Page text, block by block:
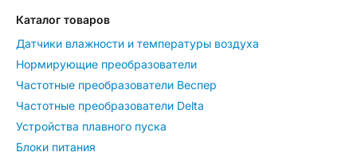
Каталог товаров
Датчики влажности и температуры воздуха
Нормирующие преобразователи
Частотные преобразователи Веспер
Частотные преобразователи Delta
Устройства плавного пуска
Блоки питания